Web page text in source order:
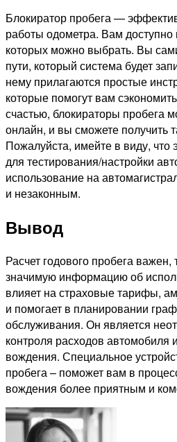
Блокиратор пробега —
работы одометра. Вам доступно
которых можно выбрать. Вы
пути, который система будет
нему прилагаются простые
которые помогут вам
счастью, блокираторы пробега
онлайн, и вы сможете получить
Пожалуйста, имейте в виду, что
для тестирования/настройки
использование на
и незаконным.
Вывод
Расчет годового пробега важен,
значимую информацию об
влияет на страховые тарифы,
и помогает в планировании
обслуживания. Он является
контроля расходов автомобиля
вождения. Специальное
пробега – поможет вам в
вождения более приятным и